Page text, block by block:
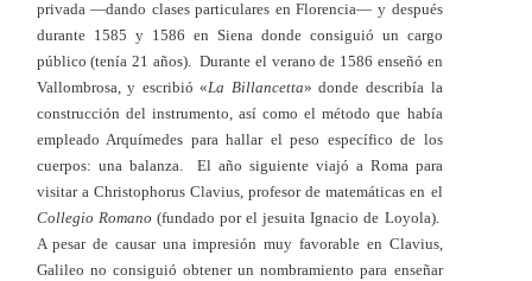
privada —dando clases particulares en Florencia— y después
durante 1585 y 1586 en Siena donde consiguió un cargo
público (tenía 21 años). Durante el verano de 1586 enseñó en
Vallombrosa, y escribió «La Billancetta» donde describía la
construcción del instrumento, así como el método que había
empleado Arquímedes para hallar el peso específico de los
cuerpos: una balanza. El año siguiente viajó a Roma para
visitar a Christophorus Clavius, profesor de matemáticas en el
Collegio Romano (fundado por el jesuita Ignacio de Loyola).
A pesar de causar una impresión muy favorable en Clavius,
Galileo no consiguió obtener un nombramiento para enseñar